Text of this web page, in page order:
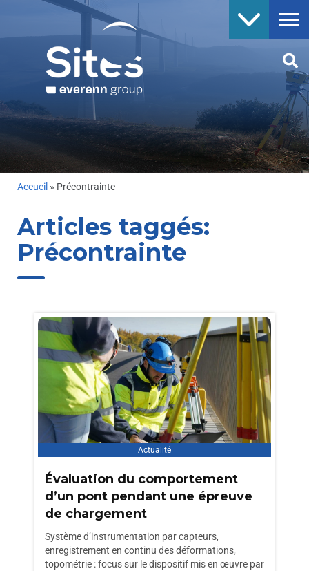
Accueil » Précontrainte
Articles taggés:
Précontrainte
Actualité
Évaluation du comportement
d’un pont pendant une épreuve
de chargement
Système d’instrumentation par capteurs,
enregistrement en continu des déformations,
topométrie : focus sur le dispositif mis en œuvre par